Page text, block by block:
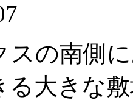
スの南側
る大きな